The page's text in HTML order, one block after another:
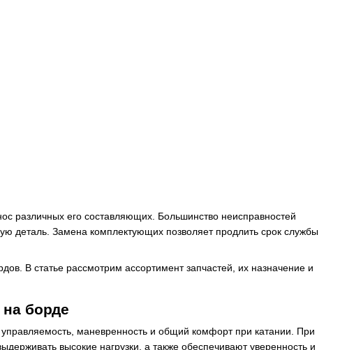
различных его составляющих. Большинство неисправностей
деталь. Замена комплектующих позволяет продлить срок службы
В статье рассмотрим ассортимент запчастей, их назначение и
борде
маневренность и общий комфорт при катании. При
высокие нагрузки, а также обеспечивают уверенность и